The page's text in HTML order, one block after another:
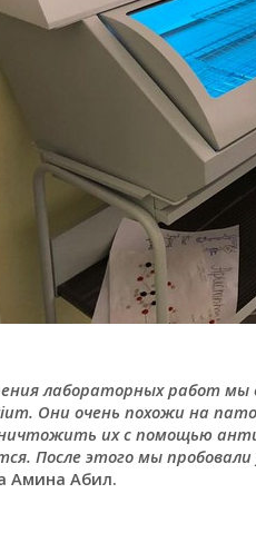
лабораторных работ мы
Они очень похожи на
их с помощью
После этого мы
Амина Абил.